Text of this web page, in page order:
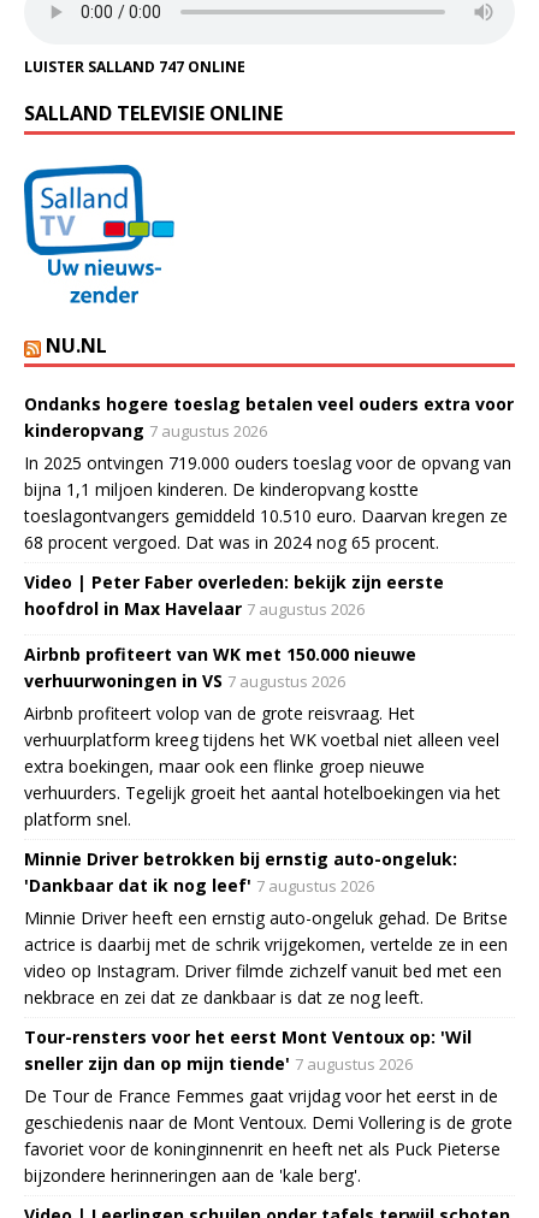
LUISTER SALLAND 747 ONLINE
SALLAND TELEVISIE ONLINE
NU.NL
Ondanks hogere toeslag betalen veel ouders extra voor
kinderopvang 7 augustus 2026
In 2025 ontvingen 719.000 ouders toeslag voor de opvang van
bijna 1,1 miljoen kinderen. De kinderopvang kostte
toeslagontvangers gemiddeld 10.510 euro. Daarvan kregen ze
68 procent vergoed. Dat was in 2024 nog 65 procent.
Video | Peter Faber overleden: bekijk zijn eerste
hoofdrol in Max Havelaar 7 augustus 2026
Airbnb profiteert van WK met 150.000 nieuwe
verhuurwoningen in VS 7 augustus 2026
Airbnb profiteert volop van de grote reisvraag. Het
verhuurplatform kreeg tijdens het WK voetbal niet alleen veel
extra boekingen, maar ook een flinke groep nieuwe
verhuurders. Tegelijk groeit het aantal hotelboekingen via het
platform snel.
Minnie Driver betrokken bij ernstig auto-ongeluk:
'Dankbaar dat ik nog leef' 7 augustus 2026
Minnie Driver heeft een ernstig auto-ongeluk gehad. De Britse
actrice is daarbij met de schrik vrijgekomen, vertelde ze in een
video op Instagram. Driver filmde zichzelf vanuit bed met een
nekbrace en zei dat ze dankbaar is dat ze nog leeft.
Tour-rensters voor het eerst Mont Ventoux op: 'Wil
sneller zijn dan op mijn tiende' 7 augustus 2026
De Tour de France Femmes gaat vrijdag voor het eerst in de
geschiedenis naar de Mont Ventoux. Demi Vollering is de grote
favoriet voor de koninginnenrit en heeft net als Puck Pieterse
bijzondere herinneringen aan de 'kale berg'.